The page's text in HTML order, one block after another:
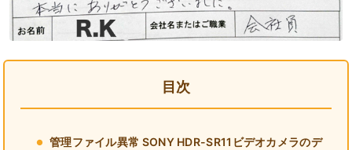
目次
管理ファイル異常 SONY HDR-SR11ビデオカメラのデ